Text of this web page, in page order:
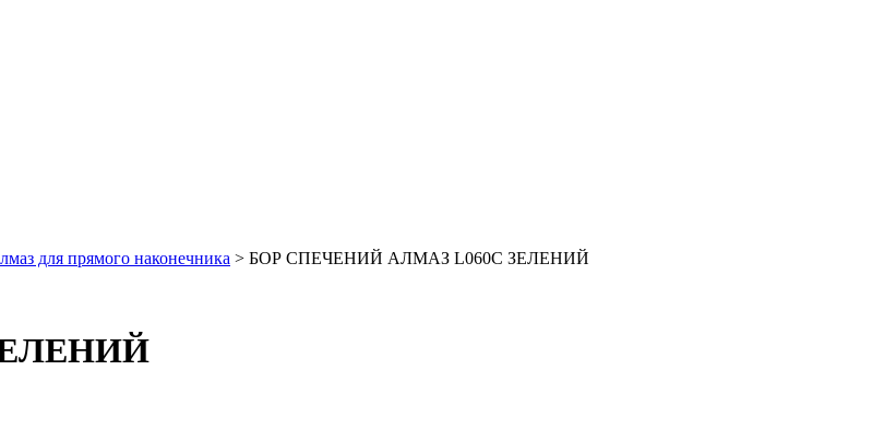
для прямого наконечника > БОР СПЕЧЕНИЙ АЛМАЗ L060C ЗЕЛЕНИЙ